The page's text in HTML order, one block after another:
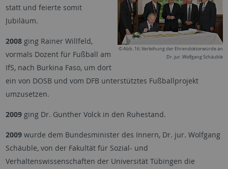
© Abb. 16: Verleihung der Ehrendoktorwürde an
Dr. jur. Wolfgang Schäuble
statt und feierte somit
Jubiläum.
2008 ging Rainer Willfeld,
vormals Dozent für Fußball am
IfS, nach Burkina Faso, um dort
ein von DOSB und vom DFB unterstütztes Fußballprojekt
umzusetzen.
2009ging Dr. Gunther Volck in den Ruhestand.
2009 wurde dem Bundesminister des Innern, Dr. jur. Wolfgang
Schäuble, von der Fakultät für Sozial- und
Verhaltenswissenschaften der Universität Tübingen die